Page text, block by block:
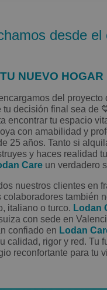
desde
NUEVO HOGAR
del proyecto
tu decisión final sea de
encontrar tu espacio
con amabilidad y
25 años. Tanto si
y haces realidad
Care un verdadero
nuestros clientes en
colaboradores también
italiano o turco. Lodan
con sede en
confiado en Lodan
calidad, rigor y red. Tu
reconfortante para tu